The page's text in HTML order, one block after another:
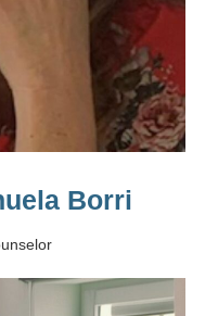
Borri